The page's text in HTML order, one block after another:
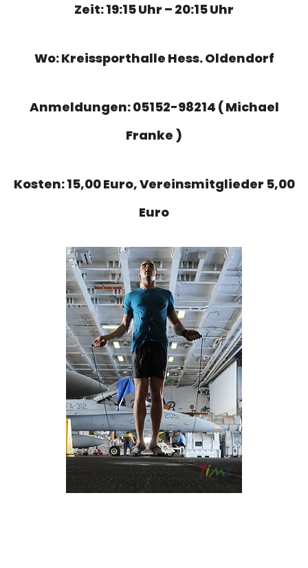
Zeit: 19:15 Uhr – 20:15 Uhr
Wo: Kreissporthalle Hess. Oldendorf
Anmeldungen: 05152-98214 ( Michael
Franke )
Kosten: 15,00 Euro, Vereinsmitglieder 5,00
Euro